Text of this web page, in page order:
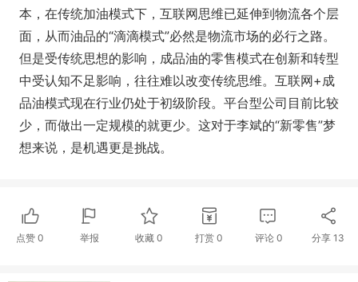
本，在传统加油模式下，互联网思维已延伸到物流各个层
面，从而油品的“滴滴模式”必然是物流市场的必行之路。
但是受传统思想的影响，成品油的零售模式在创新和转型
中受认知不足影响，往往难以改变传统思维。互联网+成
品油模式现在行业仍处于初级阶段。平台型公司目前比较
少，而做出一定规模的就更少。这对于李斌的“新零售”梦
想来说，是机遇更是挑战。
点赞 0 举报 收藏0 打赏 0 评论 0 分享13